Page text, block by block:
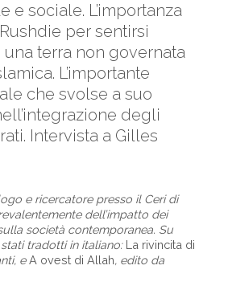
e sociale. L’importanza
per sentirsi
terra non governata
L’importante
che svolse a suo
degli
Intervista a Gilles
e ricercatore presso il Ceri di
dell’impatto dei
società contemporanea. Su
tradotti in italiano: La rivincita di
eA ovest di Allah, edito da